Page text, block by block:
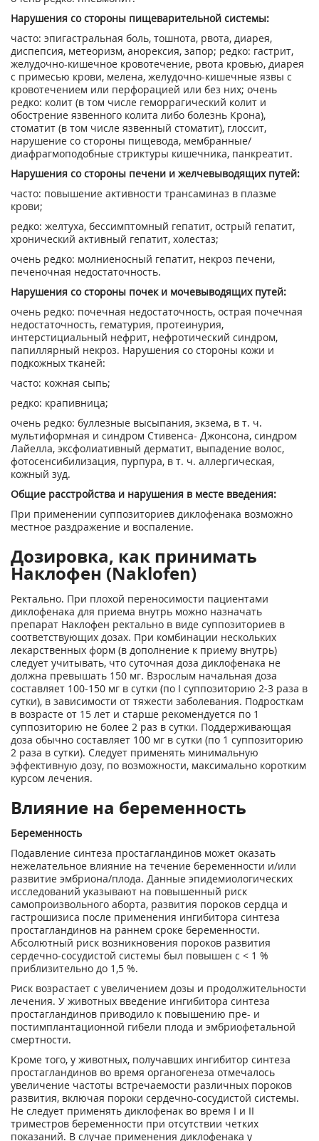
Нарушения со стороны пищеварительной системы:
часто: эпигастральная боль, тошнота, рвота, диарея,
диспепсия, метеоризм, анорексия, запор; редко: гастрит,
желудочно-кишечное кровотечение, рвота кровью, диарея
с примесью крови, мелена, желудочно-кишечные язвы с
кровотечением или перфорацией или без них; очень
редко: колит (в том числе геморрагический колит и
обострение язвенного колита либо болезнь Крона),
стоматит (в том числе язвенный стоматит), глоссит,
нарушение со стороны пищевода, мембранные/
диафрагмоподобные стриктуры кишечника, панкреатит.
Нарушения со стороны печени и желчевыводящих путей:
часто: повышение активности трансаминаз в плазме
крови;
редко: желтуха, бессимптомный гепатит, острый гепатит,
хронический активный гепатит, холестаз;
очень редко: молниеносный гепатит, некроз печени,
печеночная недостаточность.
Нарушения со стороны почек и мочевыводящих путей:
очень редко: почечная недостаточность, острая почечная
недостаточность, гематурия, протеинурия,
интерстициальный нефрит, нефротический синдром,
папиллярный некроз. Нарушения со стороны кожи и
подкожных тканей:
часто: кожная сыпь;
редко: крапивница;
очень редко: буллезные высыпания, экзема, в т. ч.
мультиформная и синдром Стивенса- Джонсона, синдром
Лайелла, эксфолиативный дерматит, выпадение волос,
фотосенсибилизация, пурпура, в т. ч. аллергическая,
кожный зуд.
Общие расстройства и нарушения в месте введения:
При применении суппозиториев диклофенака возможно
местное раздражение и воспаление.
Дозировка, как принимать
Наклофен (Naklofen)
Ректально. При плохой переносимости пациентами
диклофенака для приема внутрь можно назначать
препарат Наклофен ректально в виде суппозиториев в
соответствующих дозах. При комбинации нескольких
лекарственных форм (в дополнение к приему внутрь)
следует учитывать, что суточная доза диклофенака не
должна превышать 150 мг. Взрослым начальная доза
составляет 100-150 мг в сутки (по I суппозиторию 2-3 раза в
сутки), в зависимости от тяжести заболевания. Подросткам
в возрасте от 15 лет и старше рекомендуется по 1
суппозиторию не более 2 раз в сутки. Поддерживающая
доза обычно составляет 100 мг в сутки (по 1 суппозиторию
2 раза в сутки). Следует применять минимальную
эффективную дозу, по возможности, максимально коротким
курсом лечения.
Влияние на беременность
Беременность
Подавление синтеза простагландинов может оказать
нежелательное влияние на течение беременности и/или
развитие эмбриона/плода. Данные эпидемиологических
исследований указывают на повышенный риск
самопроизвольного аборта, развития пороков сердца и
гастрошизиса после применения ингибитора синтеза
простагландинов на раннем сроке беременности.
Абсолютный риск возникновения пороков развития
сердечно-сосудистой системы был повышен с < 1 %
приблизительно до 1,5 %.
Риск возрастает с увеличением дозы и продолжительности
лечения. У животных введение ингибитора синтеза
простагландинов приводило к повышению пре- и
постимплантационной гибели плода и эмбриофетальной
смертности.
Кроме того, у животных, получавших ингибитор синтеза
простагландинов во время органогенеза отмечалось
увеличение частоты встречаемости различных пороков
развития, включая пороки сердечно-сосудистой системы.
Не следует применять диклофенак во время I и II
триместров беременности при отсутствии четких
показаний. В случае применения диклофенака у